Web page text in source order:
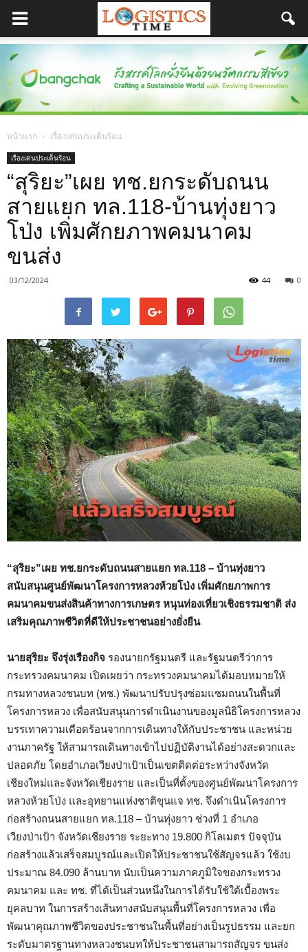
หน้าแรก เรื่องเด่นประเด็นร้อน
เรื่องเด่นประเด็นร้อน
“สุริยะ”เผย ทช.ยกระดับถนน
สายแยก ทล.118-บ้านทุ่งยาว
โป่ง เพิ่มศักยภาพคมนาคม
ขนส่ง
03/12/2024 0
44
“สุริยะ”เผย ทช.ยกระดับถนนสายแยก ทล.118 – บ้านทุ่งยาว
สนับสนุนศูนย์พัฒนาโครงการหลวงห้วยโป่ง เพิ่มศักยภาพการ
คมนาคมขนส่งสินค้าทางการเกษตร หนุนท่องเที่ยวเชิงธรรมชาติ ส่ง
เสริมคุณภาพชีวิตที่ดีให้ประชาชนอย่างยั่งยืน
นายสุริยะ จึงรุ่งเรืองกิจ รองนายกรัฐมนตรี และรัฐมนตรีว่าการ
กระทรวงคมนาคม เปิดเผยว่า กระทรวงคมนาคมได้มอบหมายให้
กรมทางหลวงชนบท (ทช.) พัฒนาปรับปรุงซ่อมแซมถนนในพื้นที่
โครงการหลวง เพื่อสนับสนุนการดำเนินงานของมูลนิธิโครงการหลวง
บรรเทาความเดือดร้อนจากการเดินทางให้กับประชาชน และหน่วย
งานภาครัฐ ให้สามารถเดินทางเข้าไปปฏิบัติงานได้อย่างสะดวกและ
ปลอดภัย โดยอำเภอเวียงป่าเป้าเป็นเขตติดต่อระหว่างจังหวัด
เชียงใหม่และจังหวัดเชียงราย และเป็นที่ตั้งของศูนย์พัฒนาโครงการ
หลวงห้วยโป่ง และอุทยานแห่งชาติขุนแจ ทช. จึงดำเนินโครงการ
ก่อสร้างถนนสายแยก ทล.118 – บ้านทุ่งยาว ช่วงที่ 1 อำเภอ
เวียงป่าเป้า จังหวัดเชียงราย ระยะทาง 19.800 กิโลเมตร ปัจจุบัน
ก่อสร้างแล้วเสร็จสมบูรณ์และเปิดให้ประชาชนใช้สัญจรแล้ว ใช้งบ
ประมาณ 84.090 ล้านบาท นับเป็นความภาคภูมิใจของกระทรวง
คมนาคม และ ทช. ที่ได้เป็นส่วนหนึ่งในการได้รับใช้ใต้เบื้องพระ
ยุคลบาท ในการสร้างเส้นทางสนับสนุนพื้นที่โครงการหลวง เพื่อ
พัฒนาคุณภาพชีวิตของประชาชนในพื้นที่อย่างเป็นรูปธรรม และยก
ระดับมาตรฐานทางหลวงชนบทให้ประชาชนสามารถสัญจร ขนส่ง